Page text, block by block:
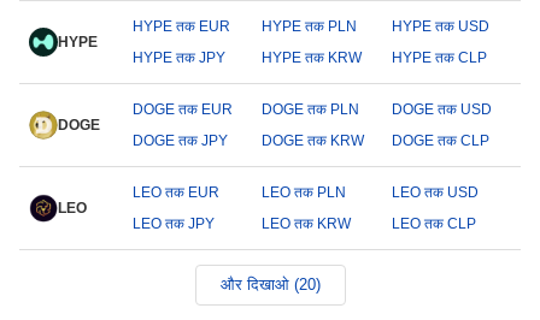
HYPE
HYPE तक EUR HYPE तक PLN
HYPE तक USD
HYPE तक JPY
HYPE तक KRW HYPE तक CLP
DOGE
DOGE तक EUR DOGE तक PLN
DOGE तक USD
DOGE तक JPY
DOGE तक KRW DOGE तक CLP
LEO
LEO तक EUR LEO तक PLN
LEO तक USD
LEO तक JPY
LEO तक KRW LEO तक CLP
और दिखाओ (20)